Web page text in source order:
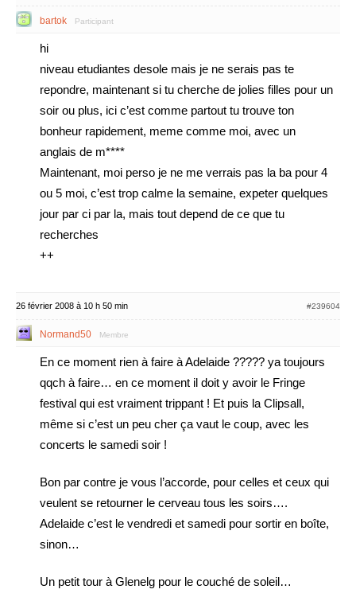
bartok Participant
hi
niveau etudiantes desole mais je ne serais pas te
repondre, maintenant si tu cherche de jolies filles pour un
soir ou plus, ici c’est comme partout tu trouve ton
bonheur rapidement, meme comme moi, avec un
anglais de m****
Maintenant, moi perso je ne me verrais pas la ba pour 4
ou 5 moi, c’est trop calme la semaine, expeter quelques
jour par ci par la, mais tout depend de ce que tu
recherches
++
26 février 2008 à 10 h 50 min #239604
Normand50 Membre
En ce moment rien à faire à Adelaide ????? ya toujours
qqch à faire… en ce moment il doit y avoir le Fringe
festival qui est vraiment trippant ! Et puis la Clipsall,
même si c’est un peu cher ça vaut le coup, avec les
concerts le samedi soir !
Bon par contre je vous l’accorde, pour celles et ceux qui
veulent se retourner le cerveau tous les soirs….
Adelaide c’est le vendredi et samedi pour sortir en boîte,
sinon…
Un petit tour à Glenelg pour le couché de soleil…